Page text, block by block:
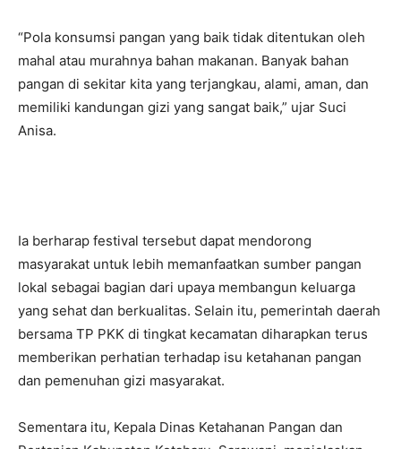
“Pola konsumsi pangan yang baik tidak ditentukan oleh
mahal atau murahnya bahan makanan. Banyak bahan
pangan di sekitar kita yang terjangkau, alami, aman, dan
memiliki kandungan gizi yang sangat baik,” ujar Suci
Anisa.
Ia berharap festival tersebut dapat mendorong
masyarakat untuk lebih memanfaatkan sumber pangan
lokal sebagai bagian dari upaya membangun keluarga
yang sehat dan berkualitas. Selain itu, pemerintah daerah
bersama TP PKK di tingkat kecamatan diharapkan terus
memberikan perhatian terhadap isu ketahanan pangan
dan pemenuhan gizi masyarakat.
Sementara itu, Kepala Dinas Ketahanan Pangan dan